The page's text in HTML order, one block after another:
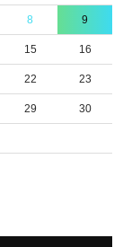
8 9
15 16
22 23
29 30